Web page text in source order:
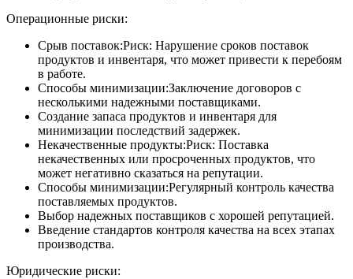
Операционные риски:
Срыв поставок:Риск: Нарушение сроков поставок
продуктов и инвентаря, что может привести к перебоям
в работе.
Способы минимизации:Заключение договоров с
несколькими надежными поставщиками.
Создание запаса продуктов и инвентаря для
минимизации последствий задержек.
Некачественные продукты:Риск: Поставка
некачественных или просроченных продуктов, что
может негативно сказаться на репутации.
Способы минимизации:Регулярный контроль качества
поставляемых продуктов.
Выбор надежных поставщиков с хорошей репутацией.
Введение стандартов контроля качества на всех этапах
производства.
Юридические риски: